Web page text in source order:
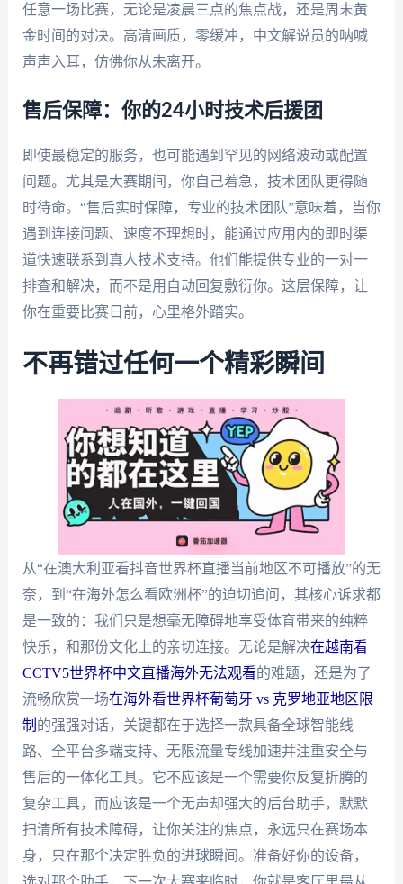
任意一场比赛，无论是凌晨三点的焦点战，还是周末黄
金时间的对决。高清画质，零缓冲，中文解说员的呐喊
声声入耳，仿佛你从未离开。
售后保障：你的24小时技术后援团
即使最稳定的服务，也可能遇到罕见的网络波动或配置
问题。尤其是大赛期间，你自己着急，技术团队更得随
时待命。“售后实时保障，专业的技术团队”意味着，当你
遇到连接问题、速度不理想时，能通过应用内的即时渠
道快速联系到真人技术支持。他们能提供专业的一对一
排查和解决，而不是用自动回复敷衍你。这层保障，让
你在重要比赛日前，心里格外踏实。
不再错过任何一个精彩瞬间
从“在澳大利亚看抖音世界杯直播当前地区不可播放”的无
奈，到“在海外怎么看欧洲杯”的迫切追问，其核心诉求都
是一致的：我们只是想毫无障碍地享受体育带来的纯粹
快乐，和那份文化上的亲切连接。无论是解决在越南看
CCTV5世界杯中文直播海外无法观看的难题，还是为了
流畅欣赏一场在海外看世界杯葡萄牙 vs 克罗地亚地区限
制 的强强对话，关键都在于选择一款具备全球智能线
路、全平台多端支持、无限流量专线加速并注重安全与
售后的一体化工具。它不应该是一个需要你反复折腾的
复杂工具，而应该是一个无声却强大的后台助手，默默
扫清所有技术障碍，让你关注的焦点，永远只在赛场本
身，只在那个决定胜负的进球瞬间。准备好你的设备，